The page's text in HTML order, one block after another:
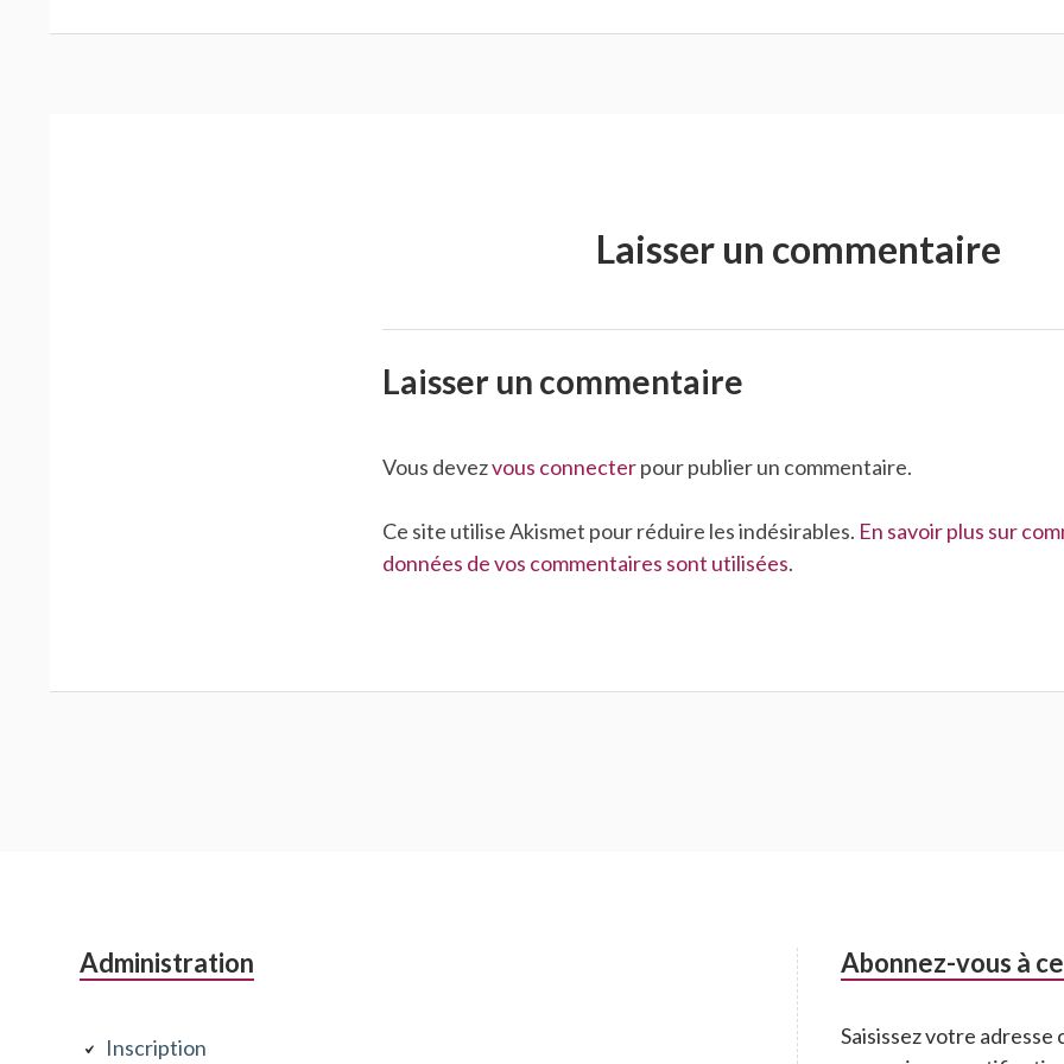
Laisser un commentaire
Laisser un commentaire
Vous devezvous connecterpour publier un commentaire.
Ce site utilise Akismet pour réduire les indésirables. En savoir plus sur
données de vos commentaires sont utilisées.
Colonne
Administration
Inscription
Abonnez-vous à
Saisissez votre